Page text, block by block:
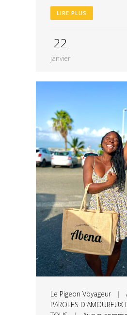
LIRE PLUS
22
janvier
Le Pigeon Voyageur|
PAROLES D'AMOUREUX